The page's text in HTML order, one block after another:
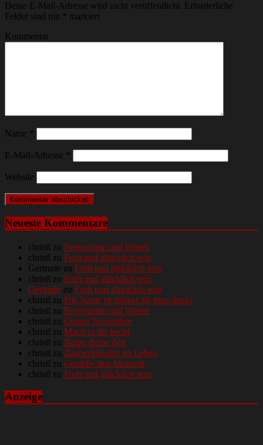
Deine E-Mail-Adresse wird nicht veröffentlicht.
Erforderliche
Felder sind mit
markiert
Kommentar
Name
E-Mail-Adresse
Website
Neueste Kommentare
christl zu Fernwärme und Winter
christl zu Froh und glücklich sein
Gertrude zu Froh und glücklich sein
christl zu Froh und glücklich sein
Gertrude zu Froh und glücklich sein
christl zu Die Natur ist stärker als man denkt
christl zu Fernwärme und Winter
christl zu Grauer November
christl zu Mach es dir leicht
christl zu Nütze deine Zeit
christl zu Zauberkünstler im Leben
christl zu Genieße den Moment
christl zu Froh und glücklich sein
Anzeige